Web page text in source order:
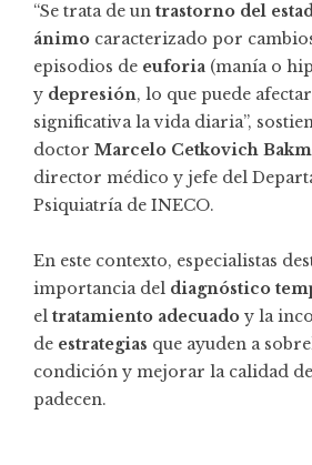
“Se trata de un trastorno del
ánimo caracterizado por
episodios de euforia (manía o
y depresión, lo que puede
significativa la vida diaria”,
doctor Marcelo Cetkovich
director médico y jefe del
Psiquiatría de INECO.
En este contexto, especialistas
importancia del diagnóstico
el tratamiento adecuado y la
de estrategias que ayuden a
condición y mejorar la calidad
padecen.